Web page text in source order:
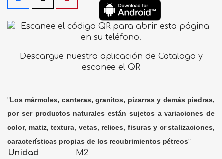
Descargue nuestra aplicación de Catalogo y
escanee el QR
"Los mármoles, canteras, granitos, pizarras y demás piedras,
por ser productos naturales están sujetos a variaciones de
color, matiz, textura, vetas, relices, fisuras y cristalizaciones,
características propias de los recubrimientos pétreos"
Unidad
M2